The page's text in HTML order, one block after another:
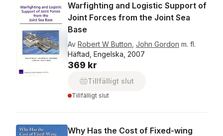
Warfighting and Logistic Support of
Joint Forces from the Joint Sea
Base
Av Robert W Button John Gordon m. fl.
Häftad, Engelska, 2007
369 kr
Tillfälligt slut
Tillfälligt slut
Why Has the Cost of Fixed-wing